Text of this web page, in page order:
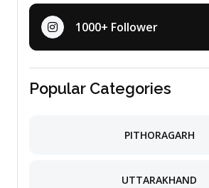
1000+ Follower
Popular Categories
PITHORAGARH
UTTARAKHAND